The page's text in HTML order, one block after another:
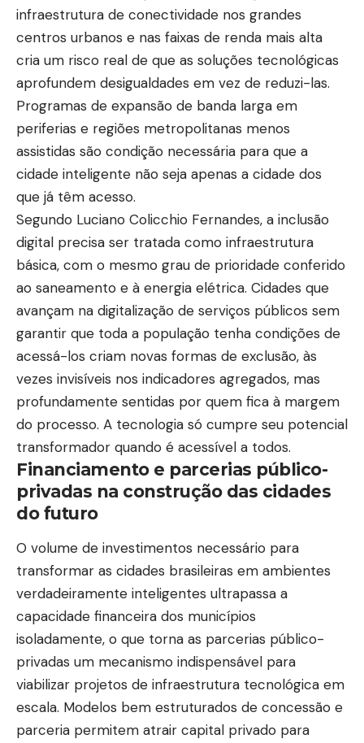
infraestrutura de conectividade nos grandes
centros urbanos e nas faixas de renda mais alta
cria um risco real de que as soluções tecnológicas
aprofundem desigualdades em vez de reduzi-las.
Programas de expansão de banda larga em
periferias e regiões metropolitanas menos
assistidas são condição necessária para que a
cidade inteligente não seja apenas a cidade dos
que já têm acesso.
Segundo Luciano Colicchio Fernandes, a inclusão
digital precisa ser tratada como infraestrutura
básica, com o mesmo grau de prioridade conferido
ao saneamento e à energia elétrica. Cidades que
avançam na digitalização de serviços públicos sem
garantir que toda a população tenha condições de
acessá-los criam novas formas de exclusão, às
vezes invisíveis nos indicadores agregados, mas
profundamente sentidas por quem fica à margem
do processo. A tecnologia só cumpre seu potencial
transformador quando é acessível a todos.
Financiamento e parcerias público-
privadas na construção das cidades
do futuro
O volume de investimentos necessário para
transformar as cidades brasileiras em ambientes
verdadeiramente inteligentes ultrapassa a
capacidade financeira dos municípios
isoladamente, o que torna as parcerias público-
privadas um mecanismo indispensável para
viabilizar projetos de infraestrutura tecnológica em
escala. Modelos bem estruturados de concessão e
parceria permitem atrair capital privado para